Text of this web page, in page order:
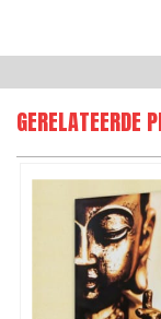
GERELATEERDE